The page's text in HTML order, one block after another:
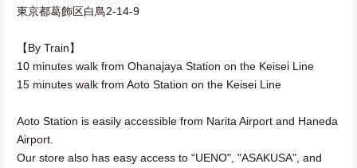
東京都葛飾区白鳥2-14-9
【By Train】
10 minutes walk from Ohanajaya Station on the Keisei Line
15 minutes walk from Aoto Station on the Keisei Line
Aoto Station is easily accessible from Narita Airport and Haneda
Airport.
Our store also has easy access to “UENO", "ASAKUSA", and